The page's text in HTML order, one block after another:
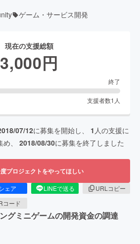
ゲーム・サービス開発
現在の支援総額
3,000円
終了
支援者数1 人
07/12に募集を開始し、 1 人の支援に
、 2018/08/30に募集を終了しました
プロジェクトをやってほしい
ェア LINEで送る
URLコピー
コード
グミニゲームの開発資金の調達